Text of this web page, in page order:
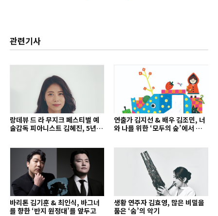
관련기사
랑데뷰 드 라 무지크 페스티벌 예
술감독 피아니스트 김혜진, 5년간
연출가 김지선 & 배우 김조민, 너
와 나를 위한 ‘모두의 숲’에서 만나
바리톤 김기훈 & 최인식, 바그너
를 향한 ‘반지 원정대’를 앞두고
생황 연주자 김효영, 많은 비밀을
품은 ‘숨’의 악기